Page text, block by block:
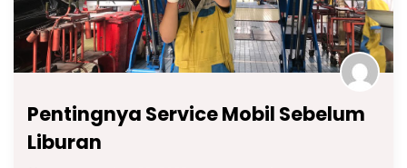
Pentingnya Service Mobil Sebelum
Liburan